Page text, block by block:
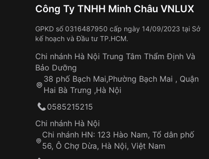
Công Ty TNHH Minh Châu VNLUX
GPKD số 0316487950 cấp ngày 14/09/2023 tại Sở
kế hoạch và Đầu tư TP.HCM.
Chi nhánh Hà Nội Trung Tâm Thẩm Định Và
Bảo Dưỡng
38 phố Bạch Mai,Phường Bạch Mai , Quận
Hai Bà Trưng ,Hà Nội
0585215215
Chi nhánh Hà Nội
Chi nhánh HN: 123 Hào Nam, Tổ dân phố
56, Ô Chợ Dừa, Hà Nội, Việt Nam